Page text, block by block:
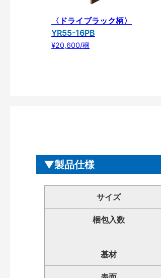
〈ドライブラック柄〉
YR55-16PB
¥20,600/梱
製品仕様
サイズ
梱包入数
基材